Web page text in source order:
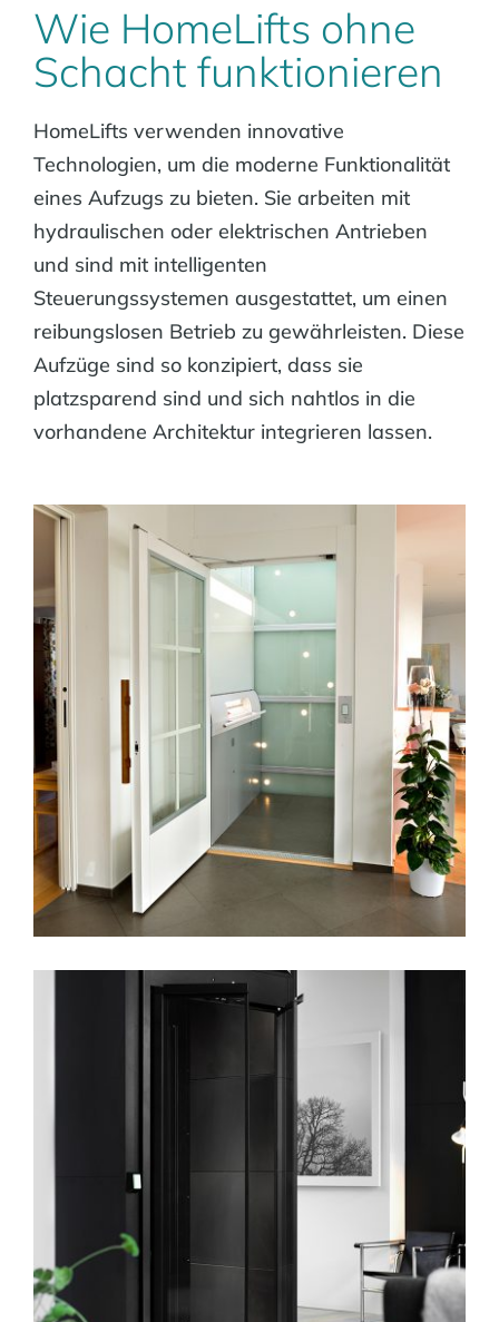
Wie HomeLifts ohne
Schacht funktionieren
HomeLifts verwenden innovative
Technologien, um die moderne Funktionalität
eines Aufzugs zu bieten. Sie arbeiten mit
hydraulischen oder elektrischen Antrieben
und sind mit intelligenten
Steuerungssystemen ausgestattet, um einen
reibungslosen Betrieb zu gewährleisten. Diese
Aufzüge sind so konzipiert, dass sie
platzsparend sind und sich nahtlos in die
vorhandene Architektur integrieren lassen.